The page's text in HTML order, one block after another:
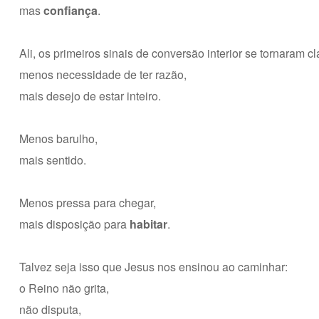
masconfiança.
Ali, os primeiros sinais de conversão interior se tornaram
menos necessidade de ter razão,
mais desejo de estar inteiro.
Menos barulho,
mais sentido.
Menos pressa para chegar,
mais disposição para habitar.
Talvez seja isso que Jesus nos ensinou ao caminhar:
o Reino não grita,
não disputa,